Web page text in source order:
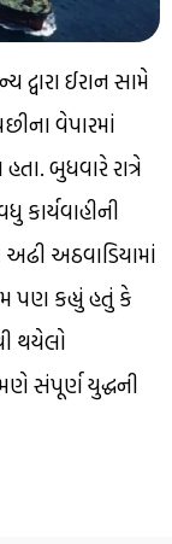
ઈરાન સામે
વેપારમાં
બુધવારે રાત્રે
કાર્યવાહીની
અઠવાડિયામાં
પણ કહ્યું હતું કે
થયેલો
સંપૂર્ણ યુદ્ધની